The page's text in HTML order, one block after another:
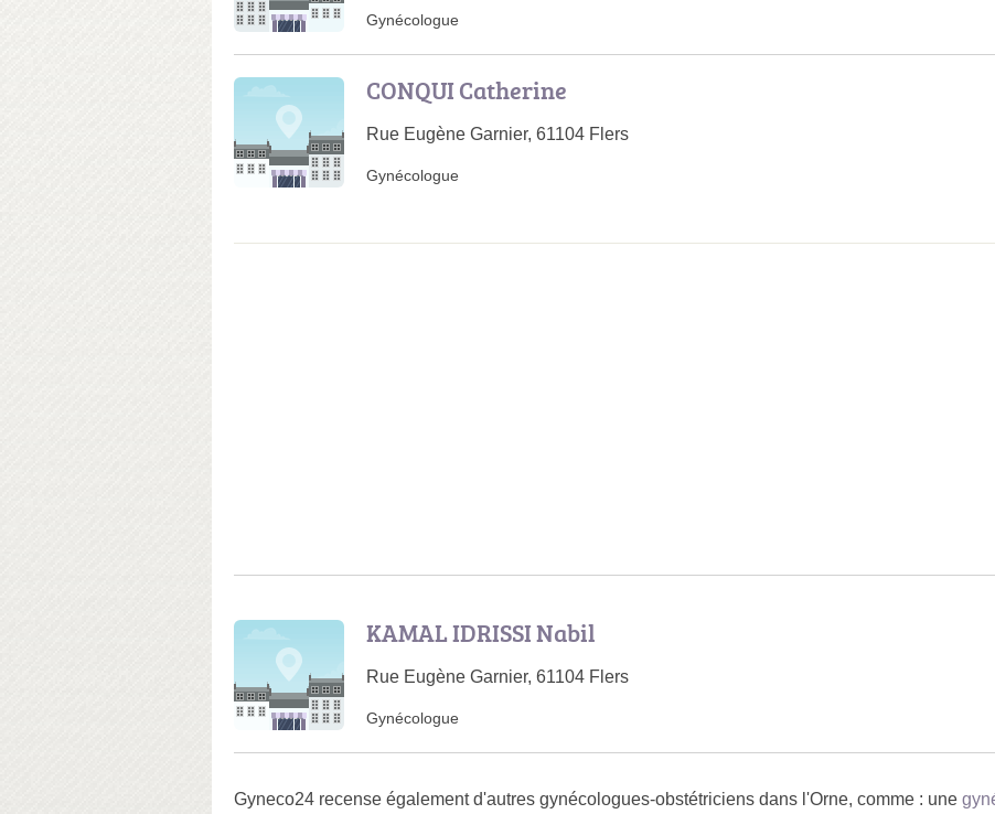
Gynécologue
CONQUI Catherine
Rue Eugène Garnier, 61104 Flers
Gynécologue
KAMAL IDRISSI Nabil
Rue Eugène Garnier, 61104 Flers
Gynécologue
Gyneco24 recense également d'autres gynécologues-obstétriciens dans l'Orne, comme : une